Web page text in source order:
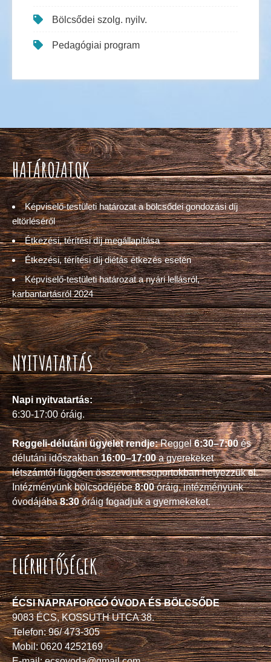
Bölcsődei szolg. nyilv.
Pedagógiai program
HATÁROZATOK
Képviselő-testületi határozat a bölcsődei gondozási díj
eltörléséről
Étkezési, térítési díj megállapítása
Étkezési, térítési díj diétás étkezés esetén
Képviselő-testületi határozat a nyári lellásról,
karbantartásról 2024
NYITVATARTÁS
Napi nyitvatartás:
6:30-17:00 óráig.
Reggeli-délutáni ügyelet rendje:Reggel6:30–7:00és
délutáni időszakban16:00–17:00a gyerekeket
létszámtól függően összevont csoportokban helyezzük el.
Intézményünk bölcsödéjébe8:00óráig, intézményünk
óvodájába8:30óráig fogadjuk a gyermekeket.
ELÉRHETŐSÉGEK
ÉCSI NAPRAFORGÓ ÓVODA ÉS BÖLCSŐDE
9083 ÉCS, KOSSUTH UTCA 38.
Telefon: 96/ 473-305
Mobil: 0620 4252169